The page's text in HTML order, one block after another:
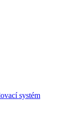
systém